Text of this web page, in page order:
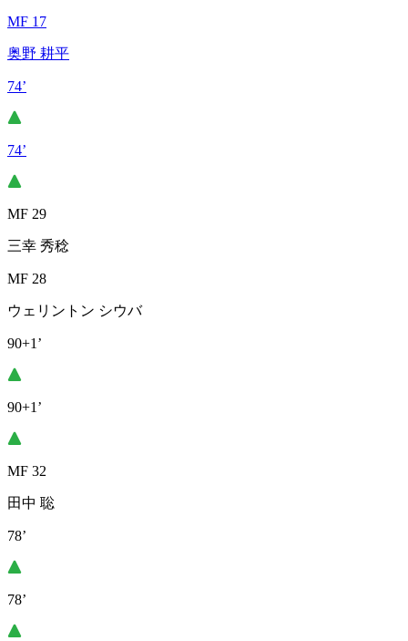
MF 17
奥野 耕平
74’
74’
MF 29
三幸 秀稔
MF 28
ウェリントン シウバ
90+1’
90+1’
MF 32
田中 聡
78’
78’